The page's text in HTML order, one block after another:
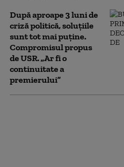
După aproape 3 luni de
criză politică, soluțiile
sunt tot mai puține.
Compromisul propus
de USR. „Ar fi o
continuitate a
premierului”